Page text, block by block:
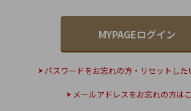
パスワードをお忘れの方・リセットした
メールアドレスをお忘れの方は